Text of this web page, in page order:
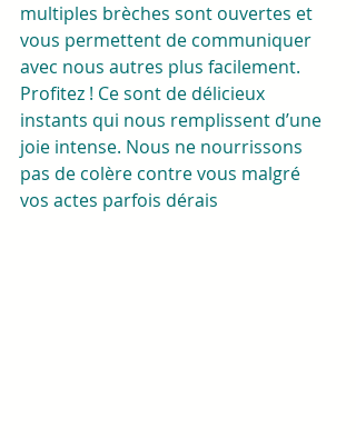
multiples brèches sont ouvertes et
vous permettent de communiquer
avec nous autres plus facilement.
Profitez ! Ce sont de délicieux
instants qui nous remplissent d’une
joie intense. Nous ne nourrissons
pas de colère contre vous malgré
vos actes parfois dérais